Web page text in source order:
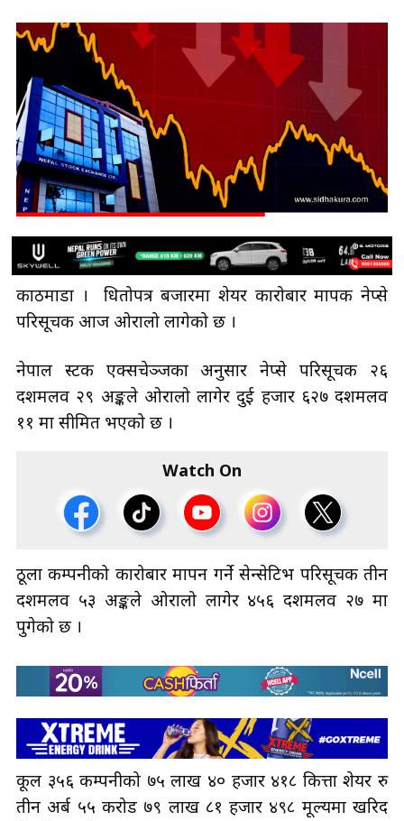
काठमाडौँ । धितोपत्र बजारमा शेयर कारोबार मापक नेप्से
परिसूचक आज ओरालो लागेको छ ।
नेपाल स्टक एक्सचेञ्जका अनुसार नेप्से परिसूचक २६
दशमलव २९ अङ्कले ओरालो लागेर दुई हजार ६२७ दशमलव
११ मा सीमित भएको छ ।
Watch On
ठूला कम्पनीको कारोबार मापन गर्ने सेन्सेटिभ परिसूचक तीन
दशमलव ५३ अङ्कले ओरालो लागेर ४५६ दशमलव २७ मा
पुगेको छ ।
कूल ३५६ कम्पनीको ७५ लाख ४० हजार ४१८ कित्ता शेयर रु
तीन अर्ब ५५ करोड ७९ लाख ८१ हजार ४९८ मूल्यमा खरिद